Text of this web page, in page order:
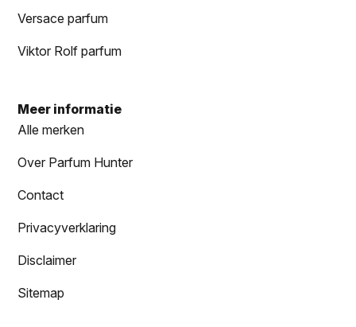
Versace parfum
Viktor Rolf parfum
Meer informatie
Alle merken
Over Parfum Hunter
Contact
Privacyverklaring
Disclaimer
Sitemap